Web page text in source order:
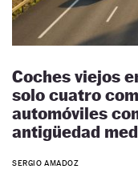
Coches viejos
solo cuatro
automóviles
antigüedad
SERGIO AMADOZ